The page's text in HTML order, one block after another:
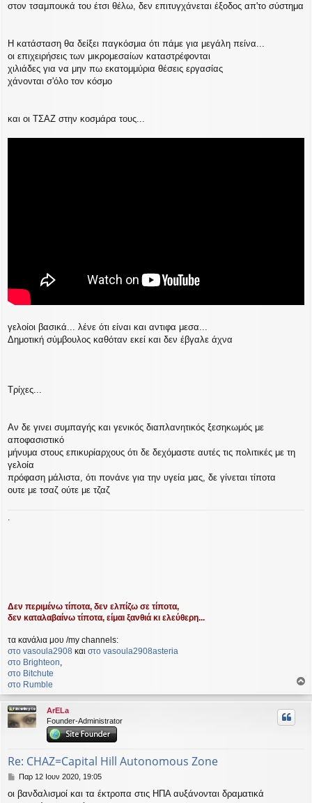
στον τσαμπουκά του έτσι θέλω, δεν επιτυγχάνεται έξοδος απ'το σύστημα
Η κατάσταση θα δείξει παγκόσμια ότι πάμε για μεγάλη πείνα...
οι επιχειρήσεις των μικρομεσαίων καταστρέφονται
χιλιάδες για να μην πω εκατομμύρια θέσεις εργασίας
χάνονται σ'όλο τον κόσμο
και οι ΤΣΑΖ στην κοσμάρα τους...
γελοίοι βασικά... λένε ότι είναι και αντιφα μεσα...
Δημοτική σύμβουλος καθόταν εκεί και δεν έβγαλε άχνα
Τρίχες...
Αν δε γινει συμπαγής και γενικός διαπλανητικός ξεσηκωμός με
αποφασιστικό
μήνυμα στους επικυρίαρχους ότι δε δεχόμαστε αυτές τις πολιτικές με τη
γελοία
πρόφαση μάλιστα, ότι πονάνε για την υγεία μας, δε γίνεται τίποτα
ουτε με τσαζ ούτε με τζαζ
.
Δεν περιμένω τίποτα, δεν ελπίζω σε τίποτα,
δεν καταλαβαίνω τίποτα, είμαι ξανθιά κι ελεύθερη...
τα κανάλια μου /my channels:
στο vasoula2908 και στο vasoula2908asteria
στο Βrighteon,
στο Bitchute
στο Rumble
ο
ρ
ArELa
Founder-Administrator
Re: CHAZ=Capital Hill Autonomous Zone
Δ
μ
Παρ 12 Ιουν 2020, 19:05
οι βανδαλισμοί και τα έκτροπα στις ΗΠΑ αυξάνονται δραματικά